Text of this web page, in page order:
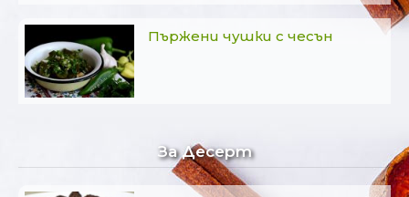
Пържени чушки с чесън
За Десерт